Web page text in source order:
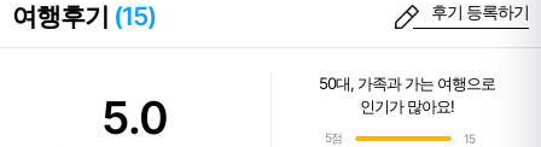
여행후기 (15) 후기 등록하기
5.0
50대, 가족과 가는 여행으로
인기가 많아요!
5점
15